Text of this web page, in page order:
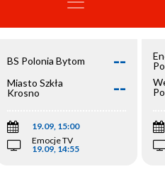
BS Polonia Bytom --
Miasto Szkła
Krosno
--
19.09, 15:00
Emocje TV
19.09, 14:55